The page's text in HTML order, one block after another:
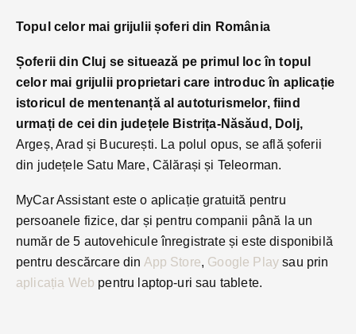
Topul celor mai grijulii șoferi din România
Șoferii din Cluj se situează pe primul loc în topul
celor mai grijulii proprietari care introduc în aplicație
istoricul de mentenanță al autoturismelor, fiind
urmați de cei din județele Bistrița-Năsăud, Dolj,
Argeș, Arad și București. La polul opus, se află șoferii
din județele Satu Mare, Călărași și Teleorman.
MyCar Assistant este o aplicație gratuită pentru
persoanele fizice, dar și pentru companii până la un
număr de 5 autovehicule înregistrate și este disponibilă
pentru descărcare din App Store, Google Play sau prin
aplicația Web pentru laptop-uri sau tablete.